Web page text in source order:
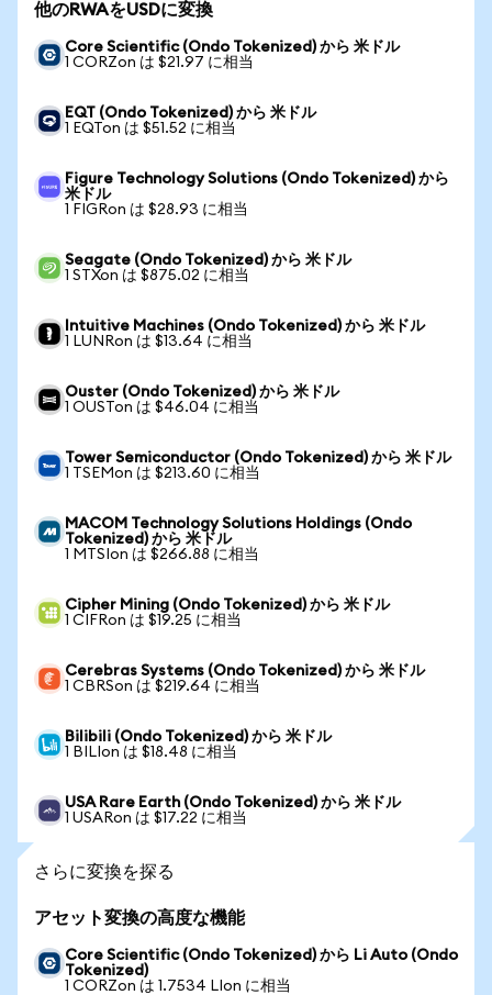
他のRWAをUSDに変換
Core Scientific (Ondo Tokenized) から 米ドル
1 CORZon は $21.97 に相当
EQT (Ondo Tokenized) から 米ドル
1 EQTon は $51.52 に相当
Figure Technology Solutions (Ondo Tokenized) から
米ドル
1 FIGRon は $28.93 に相当
Seagate (Ondo Tokenized) から 米ドル
1 STXon は $875.02 に相当
Intuitive Machines (Ondo Tokenized) から 米ドル
1 LUNRon は $13.64 に相当
Ouster (Ondo Tokenized) から 米ドル
1 OUSTon は $46.04 に相当
Tower Semiconductor (Ondo Tokenized) から 米ドル
1 TSEMon は $213.60 に相当
MACOM Technology Solutions Holdings (Ondo
Tokenized) から 米ドル
1 MTSIon は $266.88 に相当
Cipher Mining (Ondo Tokenized) から 米ドル
1 CIFRon は $19.25 に相当
Cerebras Systems (Ondo Tokenized) から 米ドル
1 CBRSon は $219.64 に相当
Bilibili (Ondo Tokenized) から 米ドル
1 BILIon は $18.48 に相当
USA Rare Earth (Ondo Tokenized) から 米ドル
1 USARon は $17.22 に相当
さらに変換を探る
アセット変換の高度な機能
Core Scientific (Ondo Tokenized) から Li Auto (Ondo
Tokenized)
1 CORZon は 1.7534 LIon に相当